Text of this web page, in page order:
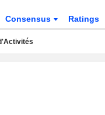
Consensus Ratings